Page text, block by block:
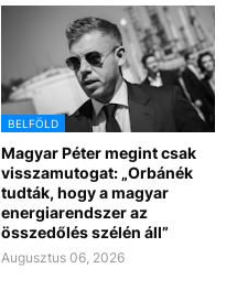
BELFÖLD
Magyar Péter megint csak
visszamutogat: „Orbánék
tudták, hogy a magyar
energiarendszer az
összedőlés szélén áll”
Augusztus 06, 2026